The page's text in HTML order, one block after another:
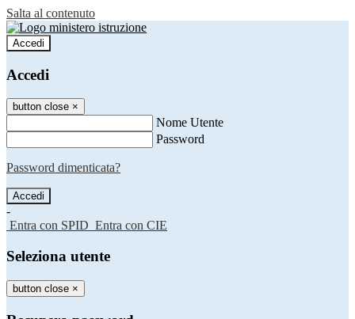
Salta al contenuto
Accedi
Accedi
button close ×
Nome Utente
Password
Password dimenticata?
-
Entra con SPID Entra con CIE
Seleziona utente
button close ×